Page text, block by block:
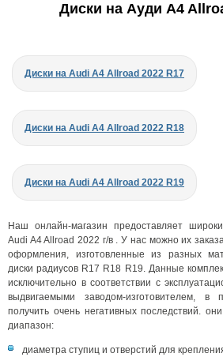
Диски на Ауди A4
Диски на Audi A4 Allroad 2022 R17
Диски на Audi A4 Allroad 2022 R18
Диски на Audi A4 Allroad 2022 R19
Наш онлайн-магазин предоставляет
Audi A4 Allroad 2022 г/в . У нас можно их
оформления, изготовленные из разных
диски радиусов R17 R18 R19. Данные
исключительно в соответствии с
выдвигаемыми заводом-изготовителем, в
получить очень негативных последствий.
диапазон:
диаметра ступиц и отверстий для